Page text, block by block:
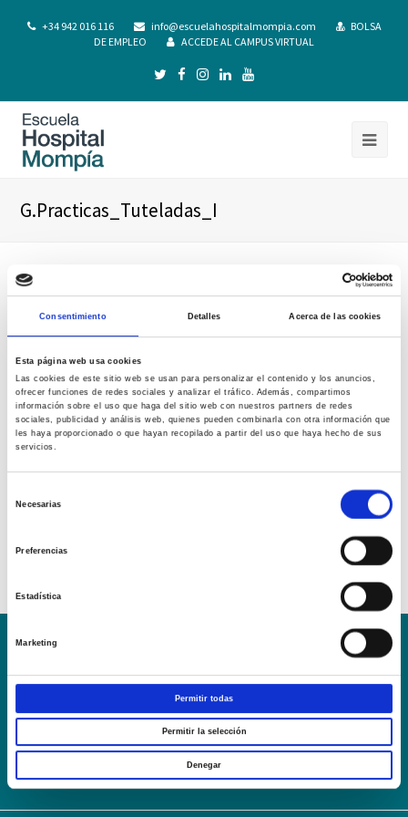
Consentimiento Detalles Acerca de las cookies
Esta página web usa cookies
Las cookies de este sitio web se usan para personalizar el contenido y los anuncios,
ofrecer funciones de redes sociales y analizar el tráfico. Además, compartimos
información sobre el uso que haga del sitio web con nuestros partners de redes
sociales, publicidad y análisis web, quienes pueden combinarla con otra información que
les haya proporcionado o que hayan recopilado a partir del uso que haya hecho de sus
servicios.
Necesarias
Preferencias
Estadística
Marketing
Permitir todas
Permitir la selección
Denegar
+34 942 016 116 info@escuelahospitalmompia.com
BOLSA
DE EMPLEO
ACCEDE AL CAMPUS VIRTUAL
G.Practicas_Tuteladas_I
AVISO LEGAL – TÉRMINOS Y CONDICIONES DE SERVICIOS
ONLINE
Política de cookies
Contacto
Webmail User Login